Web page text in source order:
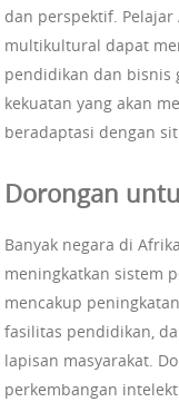
dan perspektif.
multikultural dapat
pendidikan dan bisnis
kekuatan yang akan
beradaptasi dengan
Dorongan
Banyak negara di
meningkatkan sistem
mencakup
fasilitas pendidikan,
lapisan masyarakat.
perkembangan